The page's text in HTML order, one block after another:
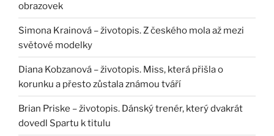
obrazovek
Simona Krainová – životopis. Z českého mola až mezi
světové modelky
Diana Kobzanová – životopis. Miss, která přišla o
korunku a přesto zůstala známou tváří
Brian Priske – životopis. Dánský trenér, který dvakrát
dovedl Spartu k titulu